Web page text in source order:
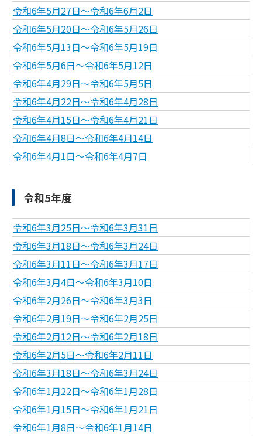
令和6年5月27日～令和6年6月2日
令和6年5月20日～令和6年5月26日
令和6年5月13日～令和6年5月19日
令和6年5月6日～令和6年5月12日
令和6年4月29日～令和6年5月5日
令和6年4月22日～令和6年4月28日
令和6年4月15日～令和6年4月21日
令和6年4月8日～令和6年4月14日
令和6年4月1日～令和6年4月7日
令和5年度
令和6年3月25日～令和6年3月31日
令和6年3月18日～令和6年3月24日
令和6年3月11日～令和6年3月17日
令和6年3月4日～令和6年3月10日
令和6年2月26日～令和6年3月3日
令和6年2月19日～令和6年2月25日
令和6年2月12日～令和6年2月18日
令和6年2月5日～令和6年2月11日
令和6年3月18日～令和6年3月24日
令和6年1月22日～令和6年1月28日
令和6年1月15日～令和6年1月21日
令和6年1月8日～令和6年1月14日